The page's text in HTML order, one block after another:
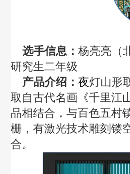
选手信息：杨亮亮（
研究生二年级
产品介绍：夜灯山形
取自古代名画《千里江
品相结合，与百色五村
栅，有激光技术雕刻镂
合。